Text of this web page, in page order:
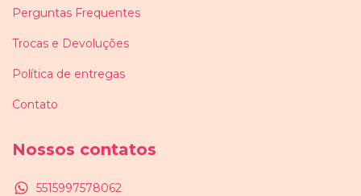
Perguntas Frequentes
Trocas e Devoluções
Política de entregas
Contato
Nossos contatos
5515997578062